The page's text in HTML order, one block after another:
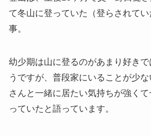
て冬山に登っていた（登らされて
事。
幼少期は山に登るのがあまり好き
うですが、普段家にいることが少
さんと一緒に居たい気持ちが強く
っていたと語っています。